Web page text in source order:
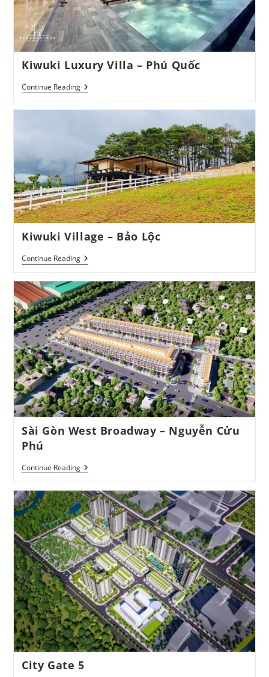
Kiwuki Luxury Villa – Phú Quốc
Continue ReadingKiwuki
Luxury
Kiwuki Village – Bảo Lộc
Continue ReadingKiwuki
Village
Bảo
Lộc
Sài Gòn West Broadway – Nguyễn Cửu
Phú
Continue ReadingSài
Gòn
Broadway
–
Nguyễn
Cửu
Phú
City Gate 5